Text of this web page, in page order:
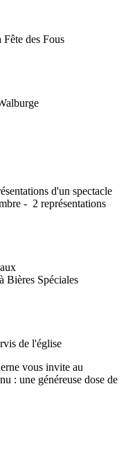
des Fous
d'un spectacle
- 2 représentations
Bières Spéciales
de l'église
vous invite au
: une généreuse dose de